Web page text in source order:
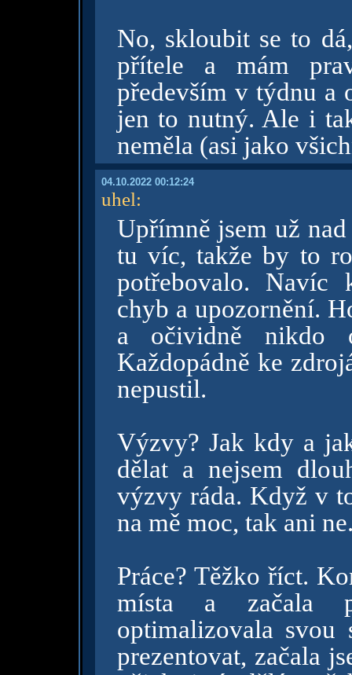
No, skloubit se to
přítele a mám
především v týdnu a
jen to nutný. Ale i
neměla (asi jako
04.10.2022 00:12:24
uhel:
Upřímně jsem už
tu víc, takže by to
potřebovalo. Navíc
chyb a upozornění.
a očividně nikdo
Každopádně ke
nepustil.
Výzvy? Jak kdy a
dělat a nejsem
výzvy ráda. Když v
na mě moc, tak ani
Práce? Těžko říct.
místa a začala
optimalizovala svou
prezentovat, začala